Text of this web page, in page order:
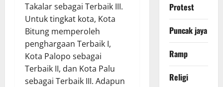
Takalar sebagai Terbaik III.
Untuk tingkat kota, Kota
Bitung memperoleh
penghargaan Terbaik I,
Kota Palopo sebagai
Terbaik II, dan Kota Palu
sebagai Terbaik III. Adapun
Protest
Puncak jaya
Ramp
Religi